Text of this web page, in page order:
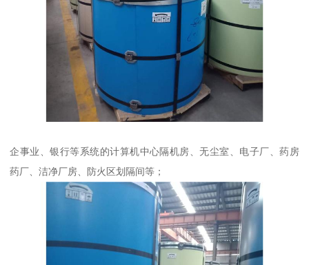
企事业、银行等系统的计算机中心隔机房、无尘室、电子厂、药房
药厂、洁净厂房、防火区划隔间等；